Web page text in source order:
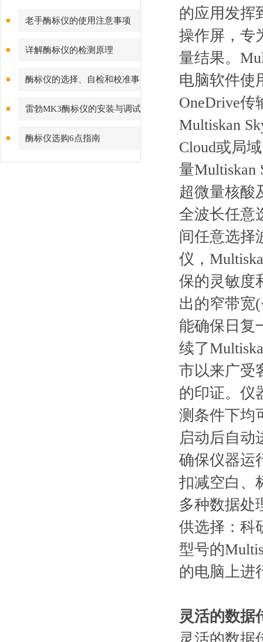
老手酶标仪的使用注意事项
详解酶标仪的检测原理
酶标仪的选择、自检和校准事
项
雷勃MK3酶标仪的安装与调试
酶标仪选购6点指南
的应用发挥
操作屏，专
量结果。
电脑软件使
OneDrive传
Multiskan
Cloud或局
量Multiskan
超微量核酸
全波长任意
间任意选择
仪，
保的灵敏度
出的窄带宽
能确保日复
续了
市以来广受
的印证。仪
测条件下均
启动后自动
确保仪器运
扣减空白、
多种数据处
供选择：科
型号的
的电脑上进
灵活的数据